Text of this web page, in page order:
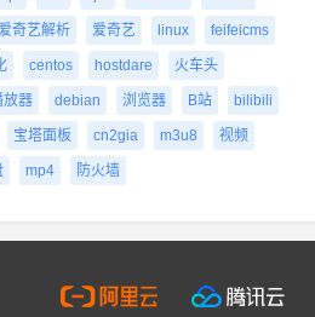
爱奇艺解析 爱奇艺 linux feifeicms
centos hostdare 火车头
放器 debian 浏览器 B站 bilibili
宝塔面板 cn2gia m3u8 视频
mp4 防火墙